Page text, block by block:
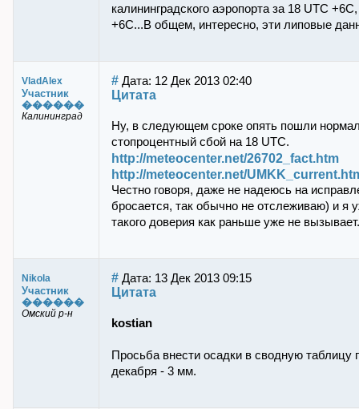
калининградского аэропорта за 18 UTC
+6С...В общем, интересно, эти липовые
VladAlex
Участник
������
Калининград
# Дата: 12 Дек 2013 02:40
Цитата
Ну, в следующем сроке опять пошли
стопроцентный сбой на 18 UTC.
http://meteocenter.net/26702_fact.htm
http://meteocenter.net/
Честно говоря, даже не надеюсь на
бросается, так обычно не отслеживаю) и я
такого доверия как раньше уже не
Nikola
Участник
������
Омский р-н
# Дата: 13 Дек 2013 09:15
Цитата
kostian
Просьба внести осадки в сводную
декабря - 3 мм.